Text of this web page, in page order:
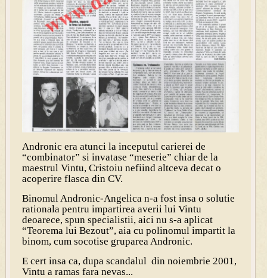
Andronic era atunci la inceputul carierei de
“combinator” si invatase “meserie” chiar de la
maestrul Vintu, Cristoiu nefiind altceva decat o
acoperire flasca din CV.
Binomul Andronic-Angelica n-a fost insa o solutie
rationala pentru impartirea averii lui Vintu
deoarece, spun specialistii, aici nu s-a aplicat
“Teorema lui Bezout”, aia cu polinomul impartit la
binom, cum socotise gruparea Andronic.
E cert insa ca, dupa scandalul din noiembrie 2001,
Vintu a ramas fara nevas...